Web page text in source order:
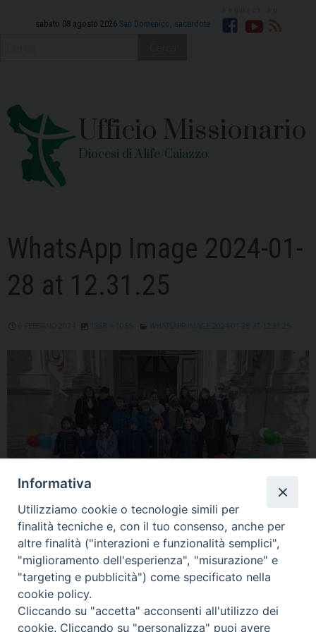
sabato 08 agosto 2026 San Domenico, sacerdote
Ufficio Missionario
Diocesi di Alife-Caiazzo
WhatsApp Image 2024-01-
28 at 12.31.25
1868 × 1055 WHATSAPP IMAGE 2024-01-28 AT 12.31.25
« Previous Image Next Image »
Informativa
Utilizziamo cookie o tecnologie simili per
finalità tecniche e, con il tuo consenso, anche per
altre finalità ("interazioni e funzionalità semplici",
"miglioramento dell'esperienza", "misurazione" e
"targeting e pubblicità") come specificato nella
cookie policy.
Cliccando su "accetta" acconsenti all'utilizzo dei
cookie. Cliccando su "personalizza" puoi avere